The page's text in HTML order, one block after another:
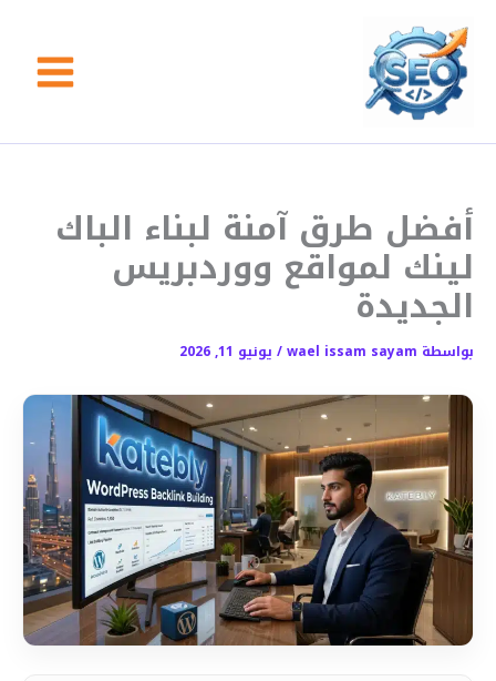
المحتوى
أفضل طرق آمنة لبناء الباك
لينك لمواقع ووردبريس
الجديدة
بواسطة wael issam sayam
/ يونيو 11, 2026